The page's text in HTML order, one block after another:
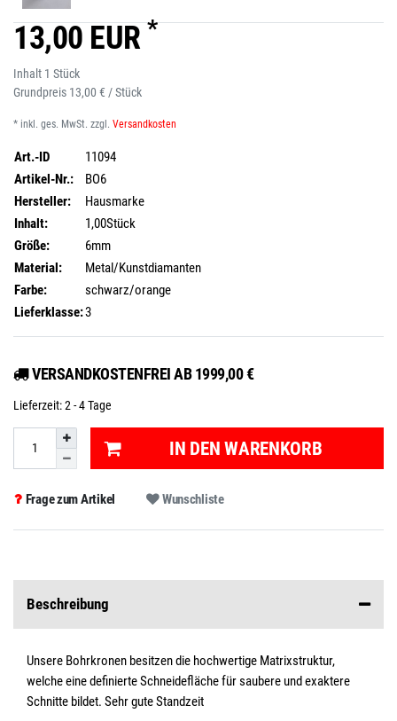
13,00 EUR *
Inhalt 1 Stück
Grundpreis 13,00 € / Stück
* inkl. ges. MwSt. zzgl. Versandkosten
Art.-ID
11094
Artikel-Nr.:
BO6
Hersteller:
Hausmarke
Inhalt:
1,00Stück
Größe:
6mm
Material:
Metal/Kunstdiamanten
Farbe:
schwarz/orange
Lieferklasse:3
VERSANDKOSTENFREI AB 1999,00 €
Lieferzeit:2 - 4 Tage
IN DEN WARENKORB
Frage zum Artikel Wunschliste
Beschreibung
Unsere Bohrkronen besitzen die hochwertige Matrixstruktur,
welche eine definierte Schneidefläche für saubere und exaktere
Schnitte bildet. Sehr gute Standzeit